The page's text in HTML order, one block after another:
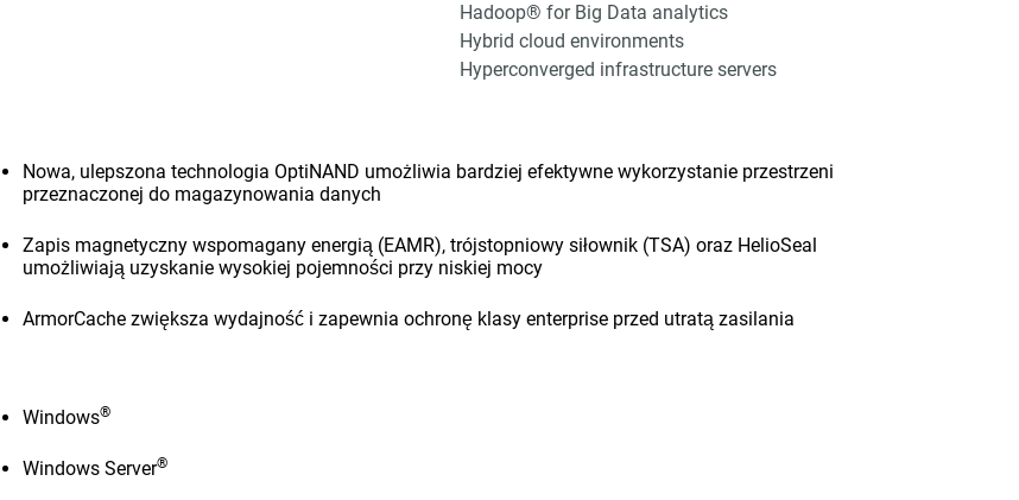
Hadoop® for Big Data analytics
Hybrid cloud environments
Hyperconverged infrastructure servers
Nowa, ulepszona technologia OptiNAND umożliwia bardziej efektywne wykorzystanie przestrzeni
przeznaczonej do magazynowania danych
Zapis magnetyczny wspomagany energią (EAMR), trójstopniowy siłownik (TSA) oraz HelioSeal
umożliwiają uzyskanie wysokiej pojemności przy niskiej mocy
ArmorCache zwiększa wydajność i zapewnia ochronę klasy enterprise przed utratą zasilania
Windows®
Windows Server®